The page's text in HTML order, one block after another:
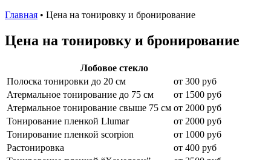
Главная • Цена на тонировку и бронирование
Цена на тонировку и бронирование
Лобовое стекло
Полоска тонировки до 20 см
от 300 руб
Атермальное тонирование до 75 см
от 1500 руб
Атермальное тонирование свыше 75 см от 2000 руб
Тонирование пленкой Llumar
от 2000 руб
Тонирование пленкой scorpion
от 1000 руб
Растонировка
от 400 руб